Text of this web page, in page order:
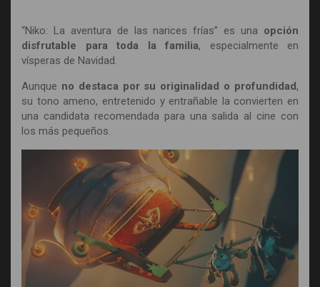
“Niko: La aventura de las narices frías” es una opción
disfrutable para toda la familia, especialmente en
vísperas de Navidad.
Aunque no destaca por su originalidad o profundidad,
su tono ameno, entretenido y entrañable la convierten en
una candidata recomendada para una salida al cine con
los más pequeños.